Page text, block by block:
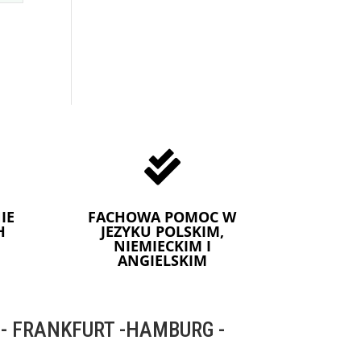

FACHOWA POMOC W
JEZYKU POLSKIM,
NIEMIECKIM I
ANGIELSKIM
FRANKFURT -HAMBURG -